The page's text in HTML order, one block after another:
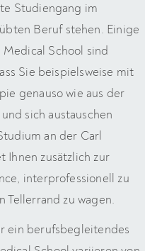
Studiengang im
Beruf stehen. Einige
School sind
Sie beispielsweise mit
genauso wie aus der
sich austauschen
an der Carl
Ihnen zusätzlich zur
interprofessionell zu
Tellerrand zu wagen.
ein berufsbegleitendes